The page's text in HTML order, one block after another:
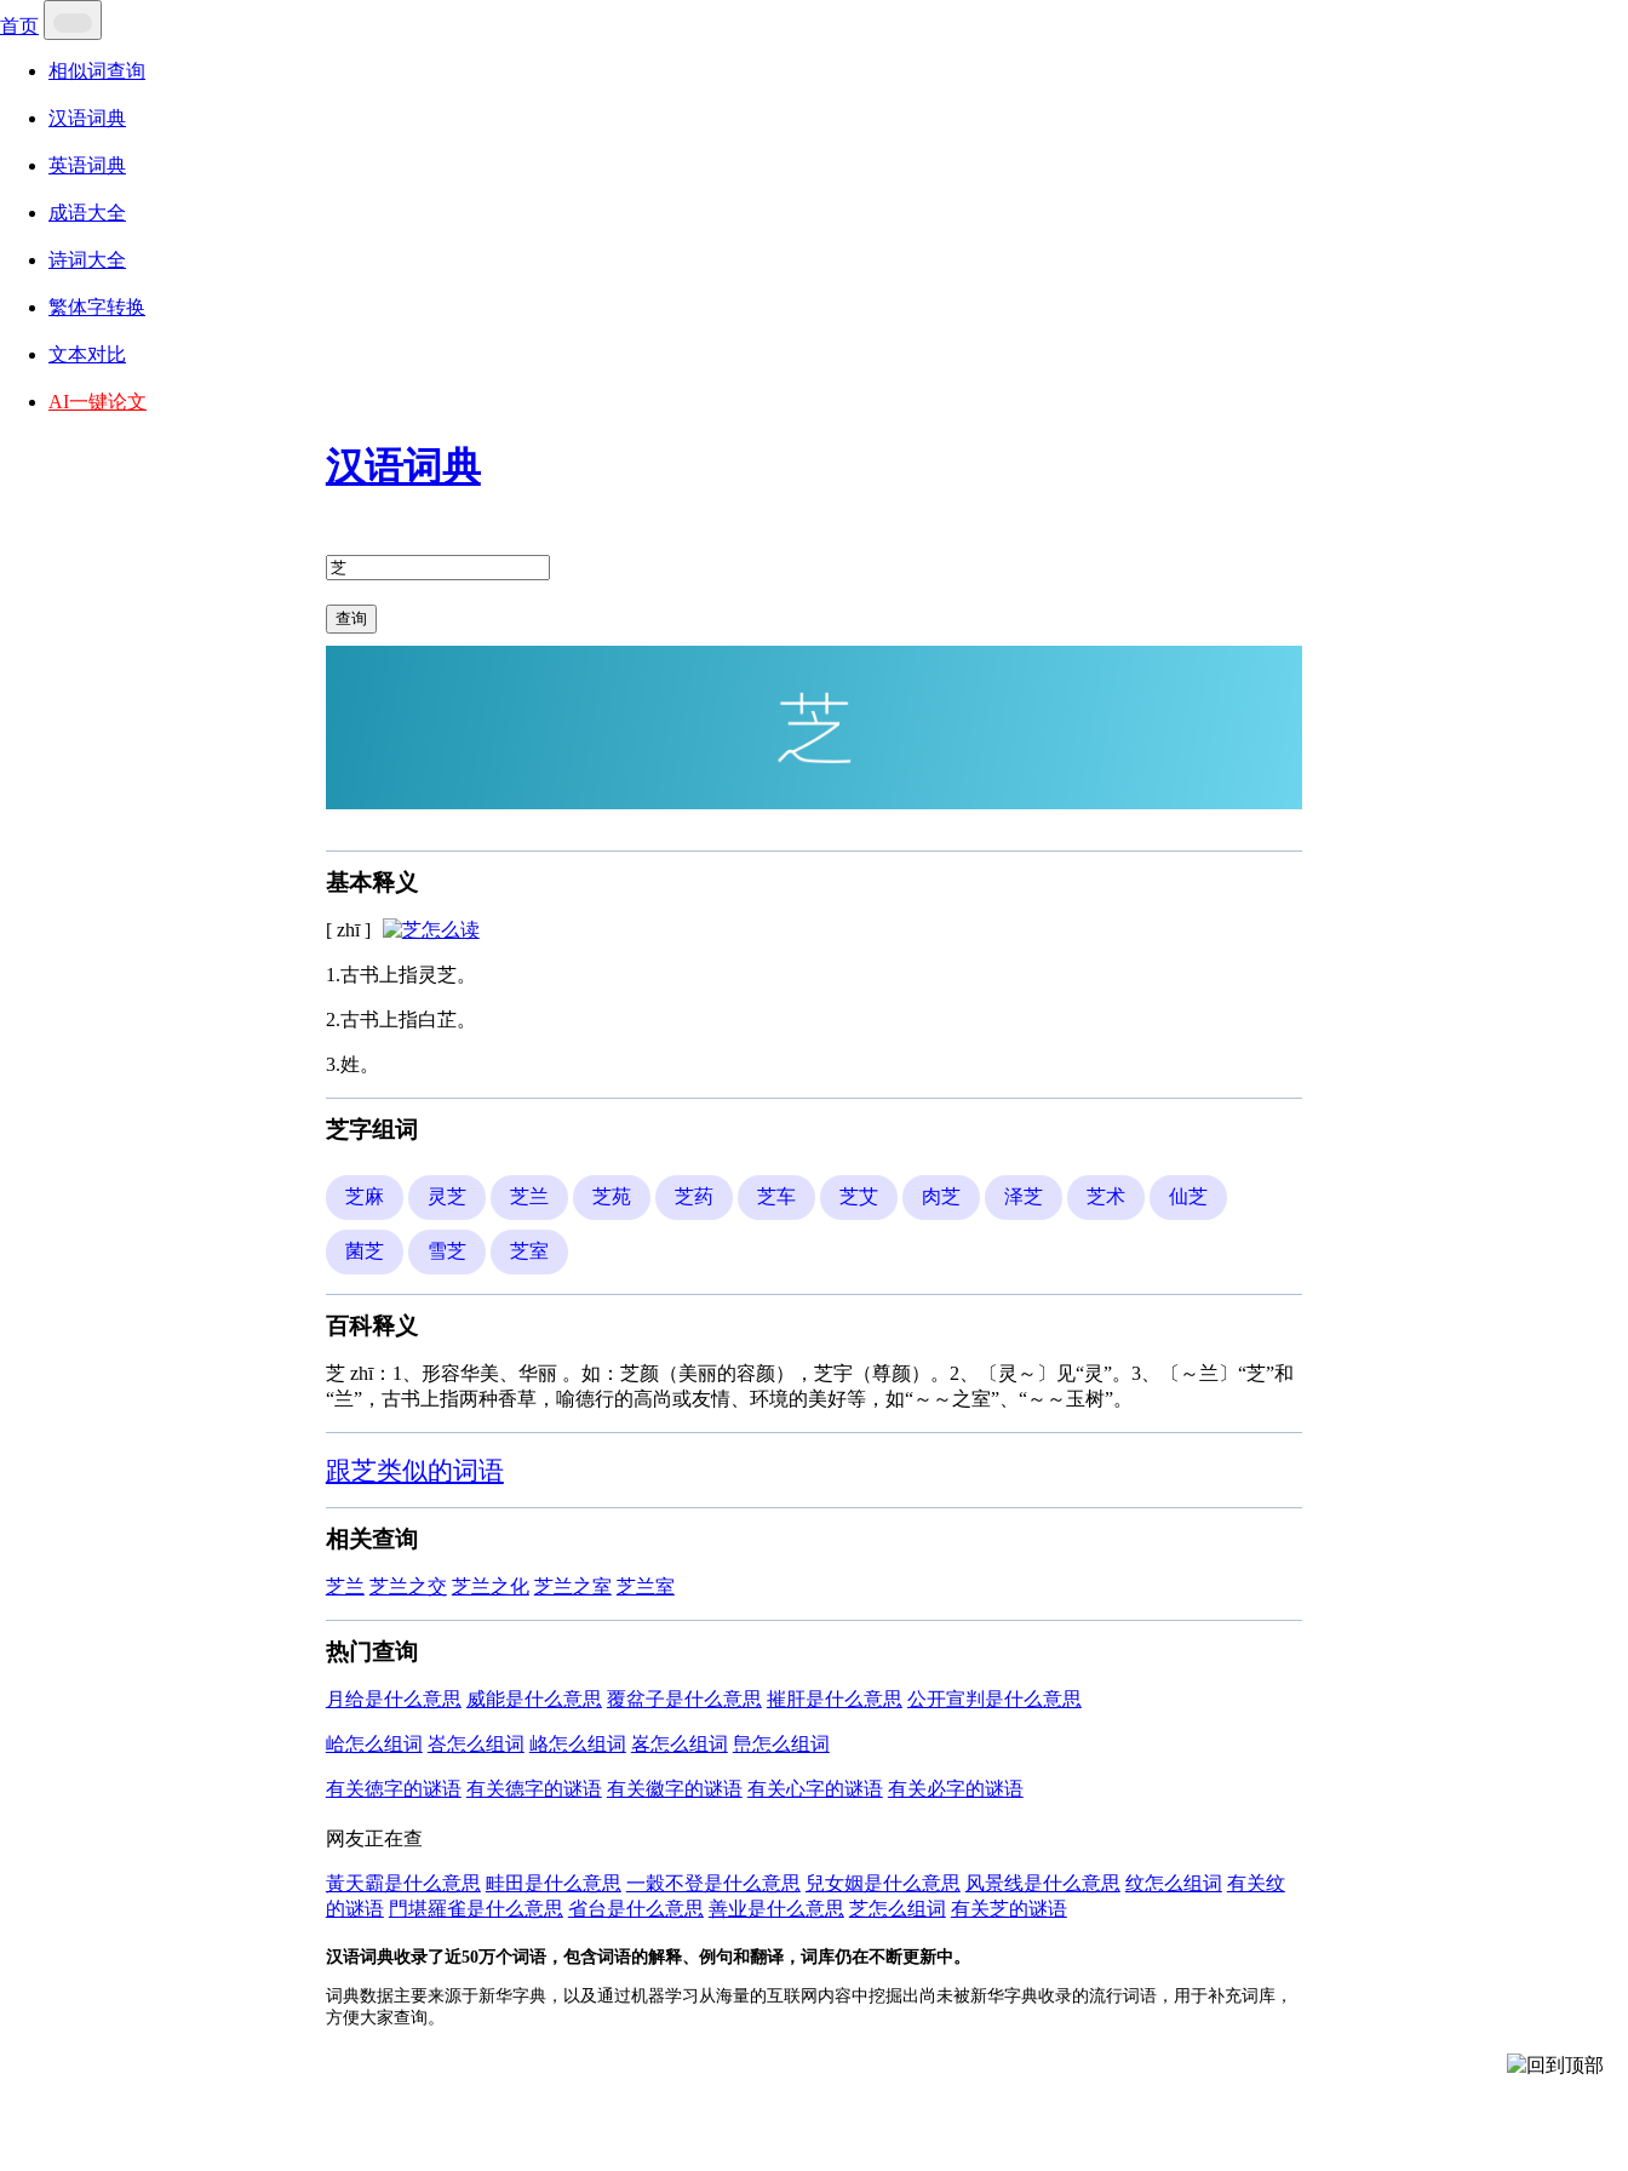
首页
相似词查询
汉语词典
英语词典
成语大全
诗词大全
繁体字转换
文本对比
AI一键论文
汉语词典
查询
基本释义
[ zhī ]
1.古书上指灵芝。
2.古书上指白芷。
3.姓。
芝字组词
芝麻 灵芝 芝兰 芝苑 芝药 芝车 芝艾 肉芝 泽芝 芝术 仙芝
菌芝 雪芝 芝室
百科释义
芝 zhī：1、形容华美、华丽 。如：芝颜（美丽的容颜），芝宇（尊颜）。2、〔灵～〕见“灵”。3、〔～兰〕“芝”和
“兰”，古书上指两种香草，喻德行的高尚或友情、环境的美好等，如“～～之室”、“～～玉树”。
跟芝类似的词语
相关查询
芝兰 芝兰之交 芝兰之化 芝兰之室 芝兰室
热门查询
月给是什么意思 威能是什么意思 覆盆子是什么意思 摧肝是什么意思 公开宣判是什么意思
峆怎么组词 峇怎么组词 峈怎么组词 峉怎么组词 峊怎么组词
有关徳字的谜语 有关德字的谜语 有关徽字的谜语 有关心字的谜语 有关必字的谜语
网友正在查
黃天霸是什么意思 畦田是什么意思 一穀不登是什么意思 兒女姻是什么意思 风景线是什么意思 纹怎么组词 有关纹
的谜语 門堪羅雀是什么意思 省台是什么意思 善业是什么意思 芝怎么组词 有关芝的谜语
汉语词典收录了近50万个词语，包含词语的解释、例句和翻译，词库仍在不断更新中。
词典数据主要来源于新华字典，以及通过机器学习从海量的互联网内容中挖掘出尚未被新华字典收录的流行词语，用于补充词库，
方便大家查询。